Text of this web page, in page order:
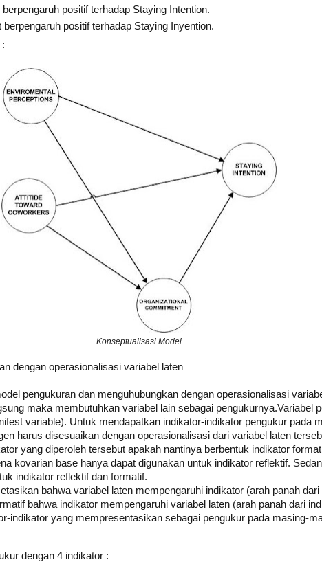
positif terhadap Staying Intention.
positif terhadap Staying Inyention.
Konseptualisasi Model
dengan operasionalisasi variabel laten
pengukuran dan menguhubungkan dengan operasionalisasi
maka membutuhkan variabel lain sebagai pengukurnya.Variabel
variable). Untuk mendapatkan indikator-indikator pengukur pada
harus disesuaikan dengan operasionalisasi dari variabel laten
yang diperoleh tersebut apakah nantinya berbentuk indikator
kovarian base hanya dapat digunakan untuk indikator reflektif.
indikator reflektif dan formatif.
bahwa variabel laten mempengaruhi indikator (arah panah
bahwa indikator mempengaruhi variabel laten (arah panah dari
indikator yang mempresentasikan sebagai pengukur pada masing-
dengan 4 indikator :